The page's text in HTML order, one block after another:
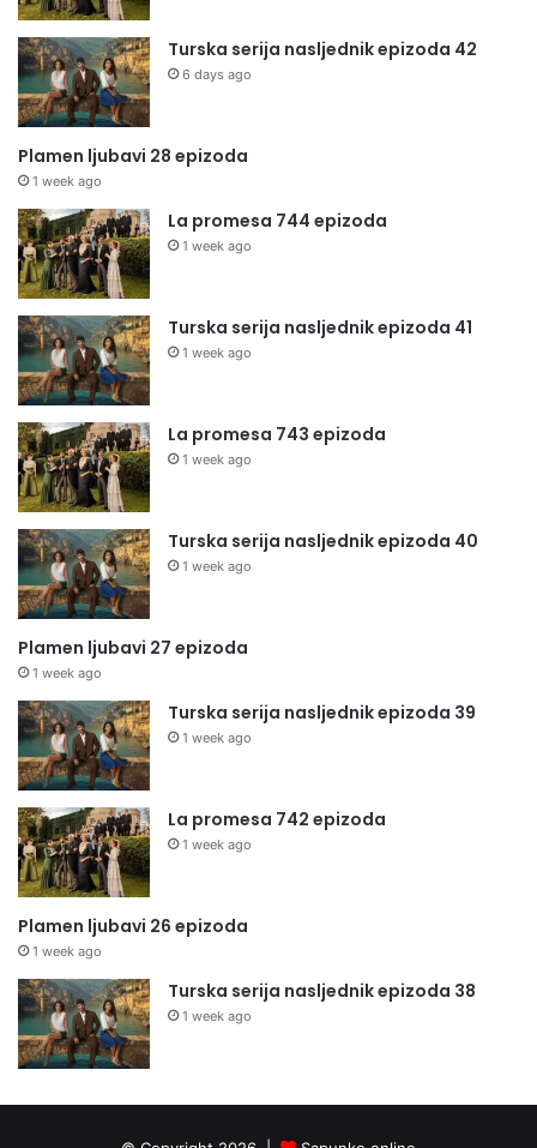
Turska serija nasljednik epizoda 42
6 days ago
Plamen ljubavi 28 epizoda
1 week ago
La promesa 744 epizoda
1 week ago
Turska serija nasljednik epizoda 41
1 week ago
La promesa 743 epizoda
1 week ago
Turska serija nasljednik epizoda 40
1 week ago
Plamen ljubavi 27 epizoda
1 week ago
Turska serija nasljednik epizoda 39
1 week ago
La promesa 742 epizoda
1 week ago
Plamen ljubavi 26 epizoda
1 week ago
Turska serija nasljednik epizoda 38
1 week ago